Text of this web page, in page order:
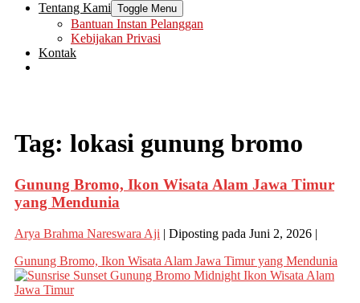
Tentang Kami Toggle Menu
Bantuan Instan Pelanggan
Kebijakan Privasi
Kontak
Tag: lokasi gunung bromo
Gunung Bromo, Ikon Wisata Alam Jawa Timur
yang Mendunia
Arya Brahma Nareswara Aji | Diposting pada Juni 2, 2026 |
Gunung Bromo, Ikon Wisata Alam Jawa Timur yang Mendunia